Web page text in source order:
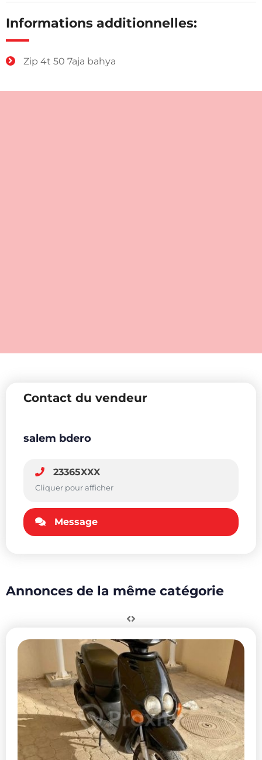
Informations additionnelles:
Zip 4t 50 7aja bahya
Contact du vendeur
salem bdero
23365XXX
Cliquer pour afficher
Message
Annonces de la même catégorie